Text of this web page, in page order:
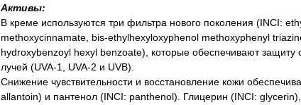
Активы:
В креме используются три фильтра нового поколения (INCI:
methoxycinnamate, bis-ethylhexyloxyphenol methoxyphenyl
hydroxybenzoyl hexyl benzoate), которые обеспечивают защиту
лучей (UVA-1, UVA-2 и UVB).
Снижение чувствительности и восстановление кожи
allantoin) и пантенол (INCI: panthenol). Глицерин (INCI: